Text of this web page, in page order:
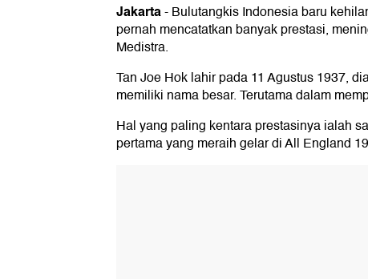
Berikut sejumlah prestasi Tan Joe
Jakarta-Bulutangkis Indonesia baru
pernah mencatatkan banyak prestasi,
Medistra.
Tan Joe Hok lahir pada 11 Agustus 1937,
memiliki nama besar. Terutama dalam
Hal yang paling kentara prestasinya ialah
pertama yang meraih gelar di All England